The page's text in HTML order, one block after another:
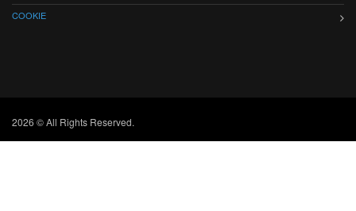
COOKIE
2026 © All Rights Reserved.